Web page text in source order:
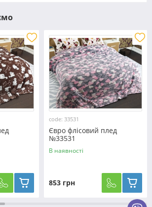
code: 33531
Євро флісовий плед
№33531
В наявності
853 грн